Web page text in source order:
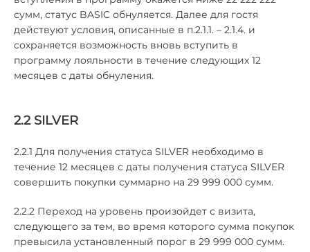
сумм, статус BASIC обнуляется. Далее для гостя
действуют условия, описанные в п.2.1.1. – 2.1.4. и
сохраняется возможность вновь вступить в
программу лояльности в течение следующих 12
месяцев с даты обнуления.
2.2 SILVER
2.2.1 Для получения статуса SILVER необходимо в
течение 12 месяцев с даты получения статуса SILVER
совершить покупки суммарно на 29 999 000 сумм.
2.2.2 Переход на уровень произойдет с визита,
следующего за тем, во время которого сумма покупок
превысила установленный порог в 29 999 000 сумм.